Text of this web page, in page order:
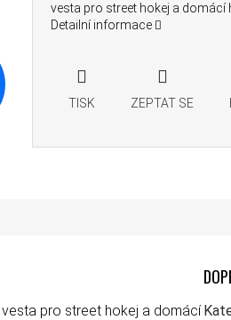
vesta pro street hokej a domácí
Detailní informace
TISK ZEPTAT SE
pro street hokej a domácí